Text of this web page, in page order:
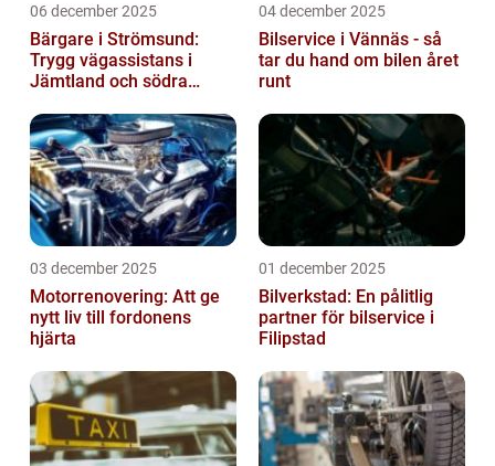
06 december 2025
Bärgare i Strömsund:
Trygg vägassistans i
Jämtland och södra
04 december 2025
Bilservice i Vännäs - så
tar du hand om bilen året
runt
03 december 2025
Motorrenovering: Att ge
nytt liv till fordonens
hjärta
01 december 2025
Bilverkstad: En pålitlig
partner för bilservice i
Filipstad